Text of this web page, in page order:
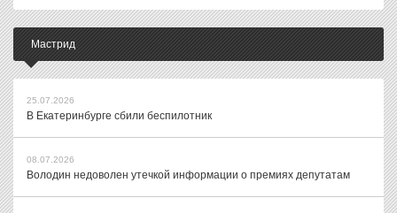
Мастрид
25.07.2026
В Екатеринбурге сбили беспилотник
08.07.2026
Володин недоволен утечкой информации о премиях депутатам